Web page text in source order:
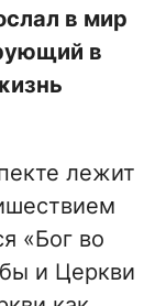
в мир
в
лежит
«Бог во
и Церкви